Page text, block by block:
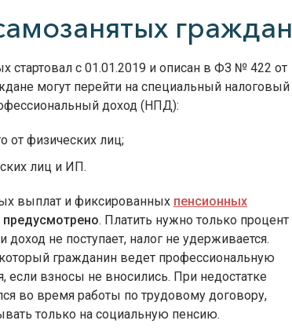
граждан
стартовал с 01.01.2019 и описан в ФЗ № 422 от
могут перейти на специальный налоговый
доход (НПД):
от физических лиц;
лиц и ИП.
выплат и фиксированных пенсионных
предусмотрено. Платить нужно только процент
доход не поступает, налог не удерживается.
гражданин ведет профессиональную
если взносы не вносились. При недостатке
во время работы по трудовому договору,
только на социальную пенсию.